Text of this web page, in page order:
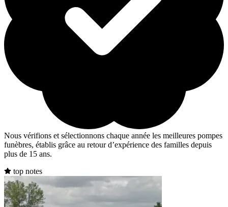
Nous vérifions et sélectionnons chaque année les meilleures pompes
funèbres, établis grâce au retour d’expérience des familles depuis
plus de 15 ans.
top notes